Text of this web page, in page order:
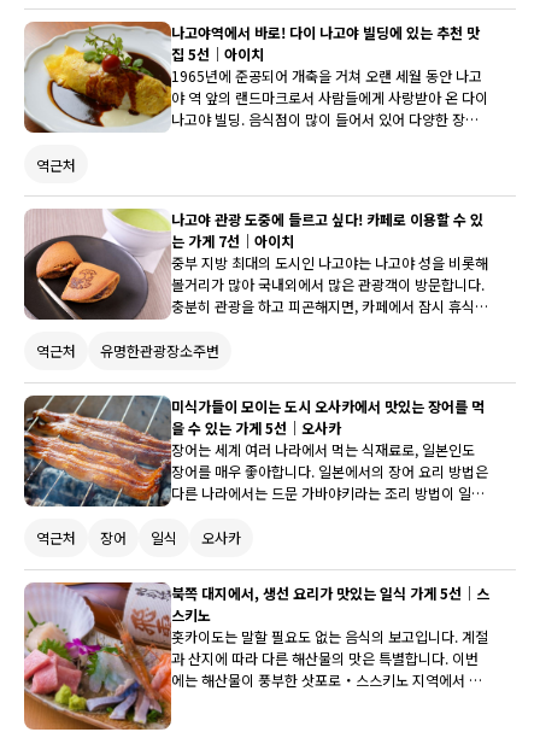
나고야역에서 바로! 다이 나고야 빌딩에 있는 추천 맛
집 5선｜아이치
1965년에 준공되어 개축을 거쳐 오랜 세월 동안 나고
야 역 앞의 랜드마크로서 사람들에게 사랑받아 온 다이
나고야 빌딩. 음식점이 많이 들어서 있어 다양한 장르
역근처
나고야 관광 도중에 들르고 싶다! 카페로 이용할 수 있
는 가게 7선｜아이치
중부 지방 최대의 도시인 나고야는 나고야 성을 비롯해
볼거리가 많아 국내외에서 많은 관광객이 방문합니다.
충분히 관광을 하고 피곤해지면, 카페에서 잠시 휴식을
크와 화과자 등 배와 마음을 치유해주는 메뉴가 기대되
역근처 유명한관광장소주변
미식가들이 모이는 도시 오사카에서 맛있는 장어를 먹
을 수 있는 가게 5선｜오사카
장어는 세계 여러 나라에서 먹는 식재료로, 일본인도
장어를 매우 좋아합니다. 일본에서의 장어 요리 방법은
다른 나라에서는 드문 가바야키라는 조리 방법이 일반
지금까지의 장어 이미지와는 다를 것입니다. 미식가들
역근처 장어 일식 오사카
북쪽 대지에서, 생선 요리가 맛있는 일식 가게 5선｜스
스키노
홋카이도는 말할 필요도 없는 음식의 보고입니다. 계절
과 산지에 따라 다른 해산물의 맛은 특별합니다. 이번
에는 해산물이 풍부한 삿포로・스스키노 지역에서 생